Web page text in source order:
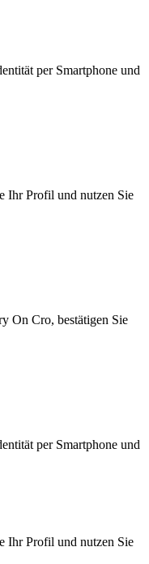
per Smartphone und
Ihr Profil und nutzen Sie
On Cro, bestätigen Sie
per Smartphone und
Ihr Profil und nutzen Sie